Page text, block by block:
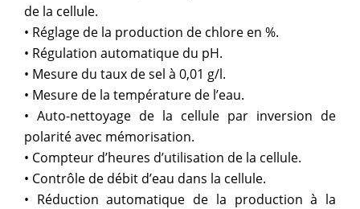
de la cellule.
• Réglage de la production de chlore en %.
• Régulation automatique du pH.
• Mesure du taux de sel à 0,01 g/l.
• Mesure de la température de l’eau.
• Auto-nettoyage de la cellule par inversion de
polarité avec mémorisation.
• Compteur d’heures d’utilisation de la cellule.
• Contrôle de débit d’eau dans la cellule.
• Réduction automatique de la production à la